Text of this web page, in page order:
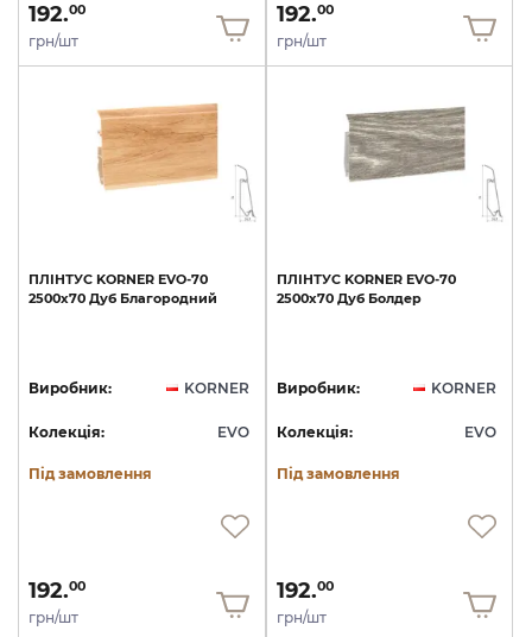
192.00
грн/шт
192.00
грн/шт
ПЛІНТУС KORNER EVO-70
2500х70 Дуб Благородний
Виробник: KORNER
Колекція: EVO
Під замовлення
192.00
грн/шт
ПЛІНТУС KORNER EVO-70
2500х70 Дуб Болдер
Виробник: KORNER
Колекція: EVO
Під замовлення
192.00
грн/шт